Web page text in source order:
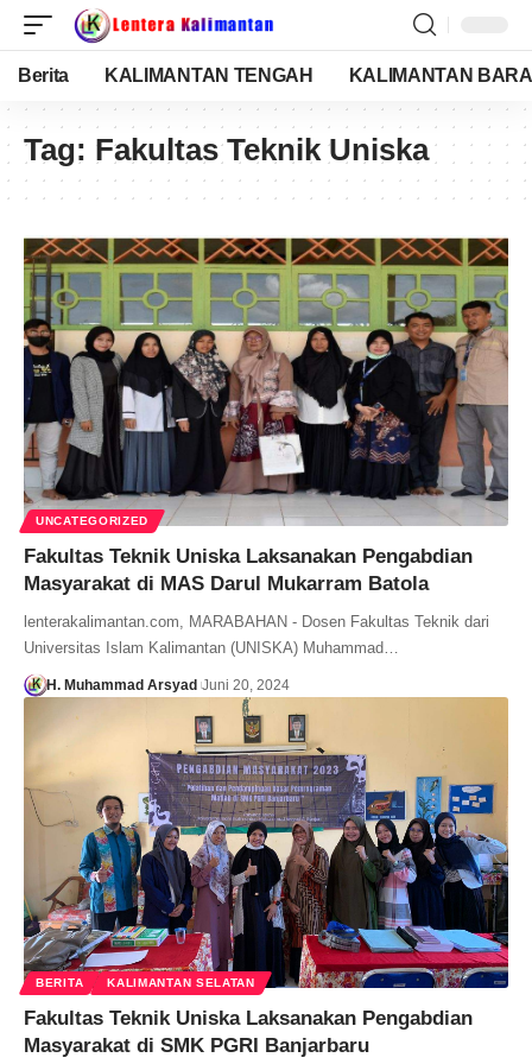
Berita KALIMANTAN TENGAH KALIMANTAN
Tag: Fakultas Teknik Uniska
UNCATEGORIZED
Fakultas Teknik Uniska Laksanakan Pengabdian
Masyarakat di MAS Darul Mukarram Batola
lenterakalimantan.com, MARABAHAN - Dosen Fakultas Teknik dari
Universitas Islam Kalimantan (UNISKA) Muhammad…
H. Muhammad Arsyad Juni 20, 2024
BERITA KALIMANTAN SELATAN
Fakultas Teknik Uniska Laksanakan Pengabdian
Masyarakat di SMK PGRI Banjarbaru